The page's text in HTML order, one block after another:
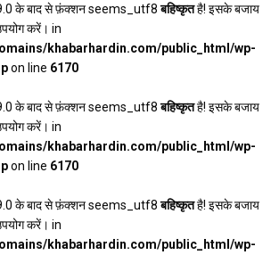
के बाद से फ़ंक्शन seems_utf8बहिष्कृतहै! इसके बजाय
करें। in
khabarhardin.com/public_html/wp-
on line 6170
के बाद से फ़ंक्शन seems_utf8बहिष्कृतहै! इसके बजाय
करें। in
khabarhardin.com/public_html/wp-
on line 6170
के बाद से फ़ंक्शन seems_utf8बहिष्कृतहै! इसके बजाय
करें। in
khabarhardin.com/public_html/wp-